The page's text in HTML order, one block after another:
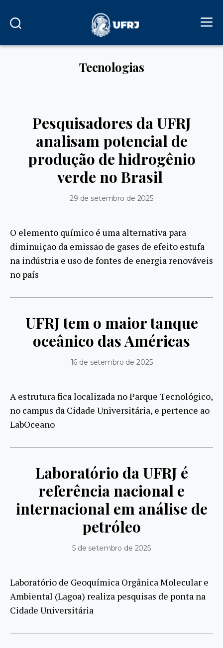
Tecnologias
Pesquisadores da UFRJ
analisam potencial de
produção de hidrogênio
verde no Brasil
29 de setembro de 2025
O elemento químico é uma alternativa para
diminuição da emissão de gases de efeito estufa
na indústria e uso de fontes de energia renováveis
no país
UFRJ tem o maior tanque
oceânico das Américas
16 de setembro de 2025
A estrutura fica localizada no Parque Tecnológico,
no campus da Cidade Universitária, e pertence ao
LabOceano
Laboratório da UFRJ é
referência nacional e
internacional em análise de
petróleo
5 de setembro de 2025
Laboratório de Geoquímica Orgânica Molecular e
Ambiental (Lagoa) realiza pesquisas de ponta na
Cidade Universitária